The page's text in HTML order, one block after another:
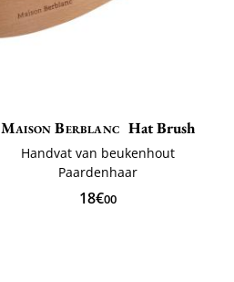
Maison Berblanc Hat Brush
Handvat van beukenhout
Paardenhaar
18€00